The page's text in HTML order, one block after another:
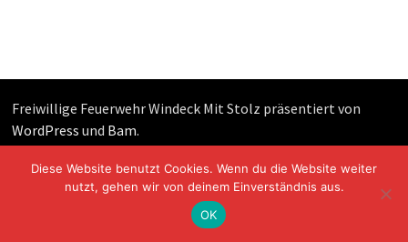
Freiwillige Feuerwehr Windeck Mit Stolz präsentiert von
WordPress und Bam.
Diese Website benutzt Cookies. Wenn du die Website weiter
nutzt, gehen wir von deinem Einverständnis aus.
OK